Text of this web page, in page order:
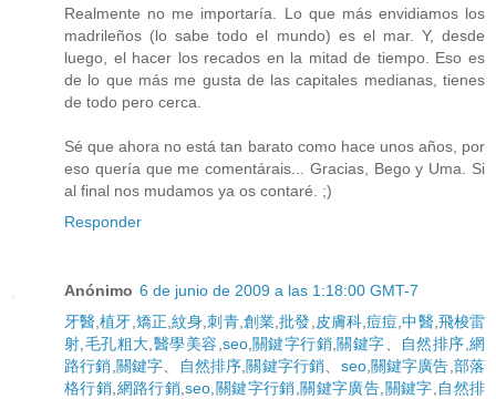
Realmente no me importaría. Lo que más envidiamos los
madrileños (lo sabe todo el mundo) es el mar. Y, desde
luego, el hacer los recados en la mitad de tiempo. Eso es
de lo que más me gusta de las capitales medianas, tienes
de todo pero cerca.
Sé que ahora no está tan barato como hace unos años, por
eso quería que me comentárais... Gracias, Bego y Uma. Si
al final nos mudamos ya os contaré. ;)
Responder
Anónimo 6 de junio de 2009 a las 1:18:00 GMT-7
牙醫,植牙,矯正,紋身,刺青,創業,批發,皮膚科,痘痘,中醫,飛梭雷
射,毛孔粗大,醫學美容,seo,關鍵字行銷,關鍵字、 自然排序,網
路行銷,關鍵字、 自然排序,關鍵字行銷、 seo,關鍵字廣告,部落
格行銷,網路行銷,seo,關鍵字行銷,關鍵字廣告,關鍵字,自然排